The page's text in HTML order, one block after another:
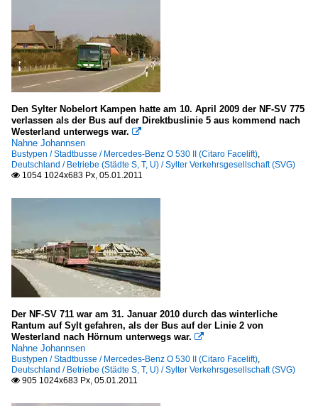
Den Sylter Nobelort Kampen hatte am 10. April 2009 der NF-SV 775
verlassen als der Bus auf der Direktbuslinie 5 aus kommend nach
Westerland unterwegs war. 
Nahne Johannsen
Bustypen / Stadtbusse / Mercedes-Benz O 530 II (Citaro Facelift),
Deutschland / Betriebe (Städte S, T, U) / Sylter Verkehrsgesellschaft (SVG)
 1054 1024x683 Px, 05.01.2011
Der NF-SV 711 war am 31. Januar 2010 durch das winterliche
Rantum auf Sylt gefahren, als der Bus auf der Linie 2 von
Westerland nach Hörnum unterwegs war. 
Nahne Johannsen
Bustypen / Stadtbusse / Mercedes-Benz O 530 II (Citaro Facelift),
Deutschland / Betriebe (Städte S, T, U) / Sylter Verkehrsgesellschaft (SVG)
 905 1024x683 Px, 05.01.2011